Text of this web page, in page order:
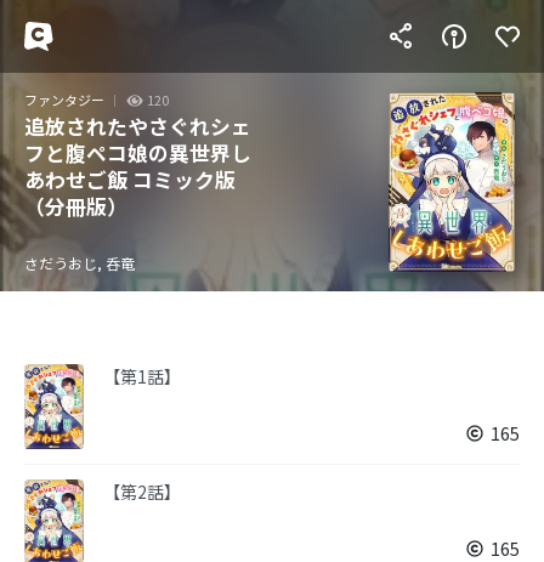
ファンタジー 120
追放されたやさぐれシェ
フと腹ペコ娘の異世界し
あわせご飯 コミック版
（分冊版）
さだうおじ, 呑竜
【第1話】
165
【第2話】
165